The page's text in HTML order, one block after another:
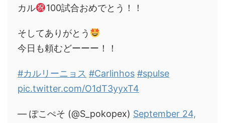
カル 100試合おめでとう！！
そしてありがとう
今日も頼むどーーー！！
#カルリーニョス #Carlinhos #spulse
pic.twitter.com/O1dT3yyxT4
— ぽこぺそ (@S_pokopex) September 24,